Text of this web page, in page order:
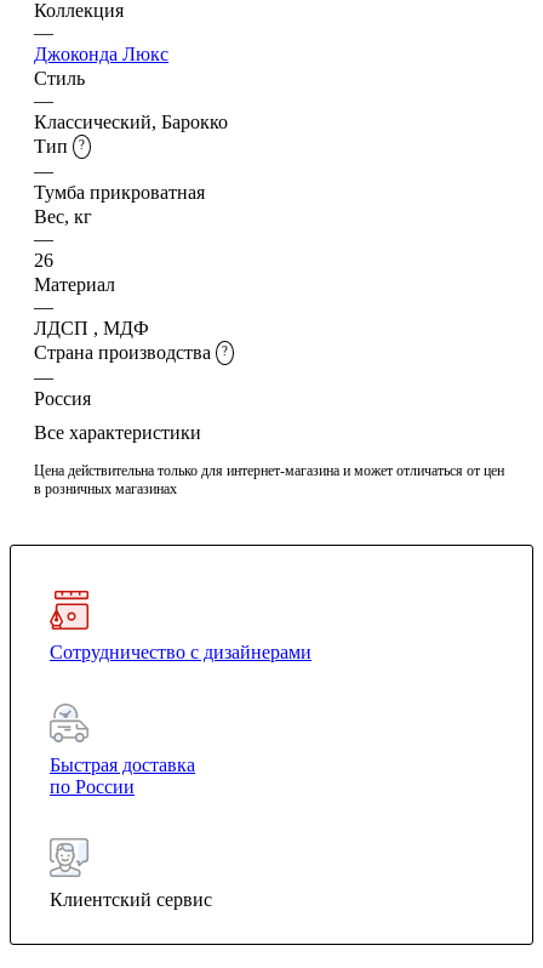
Коллекция
—
Джоконда Люкс
Стиль
—
Классический, Барокко
Тип
?
—
Тумба прикроватная
Вес, кг
—
26
Материал
—
ЛДСП , МДФ
Страна производства
?
—
Россия
Все характеристики
Цена действительна только для интернет-магазина и может отличаться от цен
в розничных магазинах
Сотрудничество с дизайнерами
Быстрая доставка
по России
Клиентский сервис